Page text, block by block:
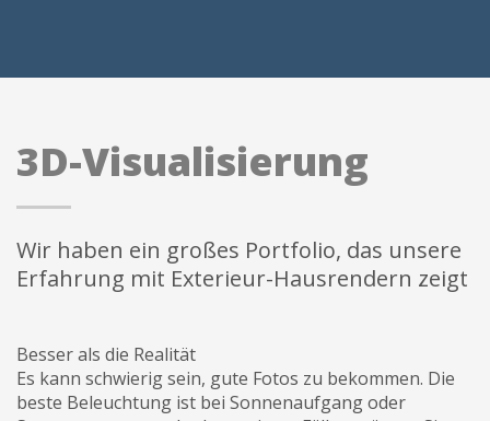
info@3duss.de
3D-Visualisierung
Wir haben ein großes Portfolio, das unsere
Erfahrung mit Exterieur-Hausrendern zeigt
Besser als die Realität
Es kann schwierig sein, gute Fotos zu bekommen. Die
beste Beleuchtung ist bei Sonnenaufgang oder